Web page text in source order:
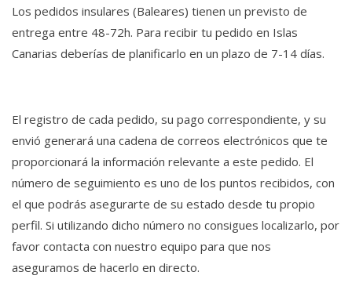
Los pedidos insulares (Baleares) tienen un previsto de
entrega entre 48-72h. Para recibir tu pedido en Islas
Canarias deberías de planificarlo en un plazo de 7-14 días.
El registro de cada pedido, su pago correspondiente, y su
envió generará una cadena de correos electrónicos que te
proporcionará la información relevante a este pedido. El
número de seguimiento es uno de los puntos recibidos, con
el que podrás asegurarte de su estado desde tu propio
perfil. Si utilizando dicho número no consigues localizarlo, por
favor contacta con nuestro equipo para que nos
aseguramos de hacerlo en directo.